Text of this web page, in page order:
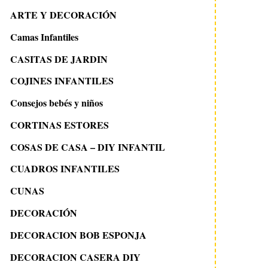
ARTE Y DECORACIÓN
Camas Infantiles
CASITAS DE JARDIN
COJINES INFANTILES
Consejos bebés y niños
CORTINAS ESTORES
COSAS DE CASA – DIY INFANTIL
CUADROS INFANTILES
CUNAS
DECORACIÓN
DECORACION BOB ESPONJA
DECORACION CASERA DIY